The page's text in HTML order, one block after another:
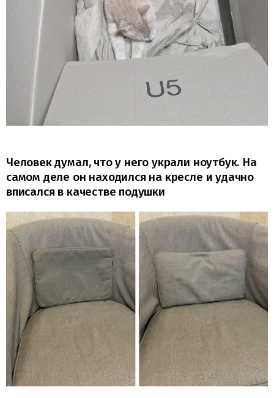
Человек думал, что у него украли ноутбук. На
самом деле он находился на кресле и удачно
вписался в качестве подушки